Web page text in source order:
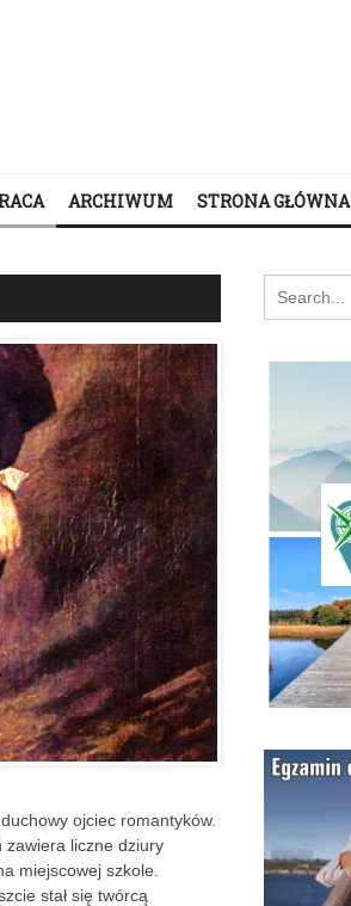
ARCHIWUM STRONA GŁÓWNA
ojciec romantyków.
zawiera liczne dziury
miejscowej szkole.
stał się twórcą